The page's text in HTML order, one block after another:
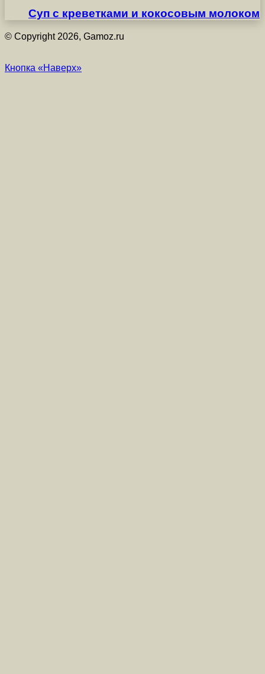
Суп с креветками и кокосовым молоком
© Copyright 2026, Gamoz.ru
Кнопка «Наверх»